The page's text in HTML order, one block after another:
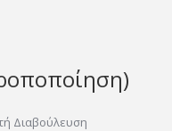
Διαβούλευση